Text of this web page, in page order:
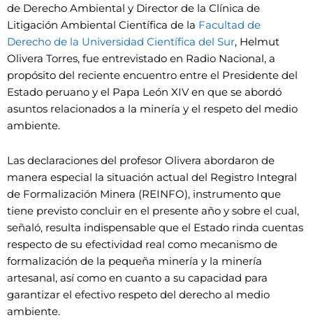
de Derecho Ambiental y Director de la Clínica de
Litigación Ambiental Científica de la Facultad de
Derecho de la Universidad Científica del Sur, Helmut
Olivera Torres, fue entrevistado en Radio Nacional, a
propósito del reciente encuentro entre el Presidente del
Estado peruano y el Papa León XIV en que se abordó
asuntos relacionados a la minería y el respeto del medio
ambiente.
Las declaraciones del profesor Olivera abordaron de
manera especial la situación actual del Registro Integral
de Formalización Minera (REINFO), instrumento que
tiene previsto concluir en el presente año y sobre el cual,
señaló, resulta indispensable que el Estado rinda cuentas
respecto de su efectividad real como mecanismo de
formalización de la pequeña minería y la minería
artesanal, así como en cuanto a su capacidad para
garantizar el efectivo respeto del derecho al medio
ambiente.